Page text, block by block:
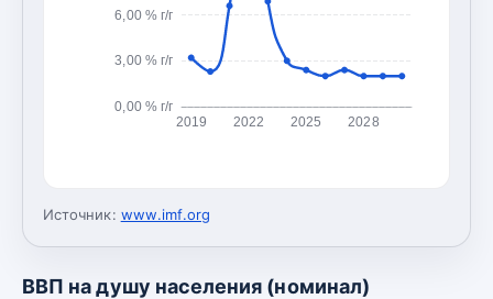
0,00 % г/г
3,00 % г/г
6,00 % г/г
2019 2022 2025 2028
Источник: www.imf.org
ВВП на душу населения (номинал)